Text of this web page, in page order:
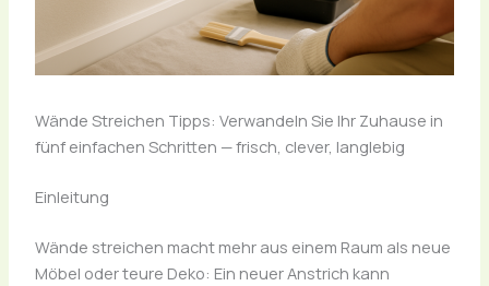
Wände Streichen Tipps: Verwandeln Sie Ihr Zuhause in
fünf einfachen Schritten — frisch, clever, langlebig
Einleitung
Wände streichen macht mehr aus einem Raum als neue
Möbel oder teure Deko: Ein neuer Anstrich kann